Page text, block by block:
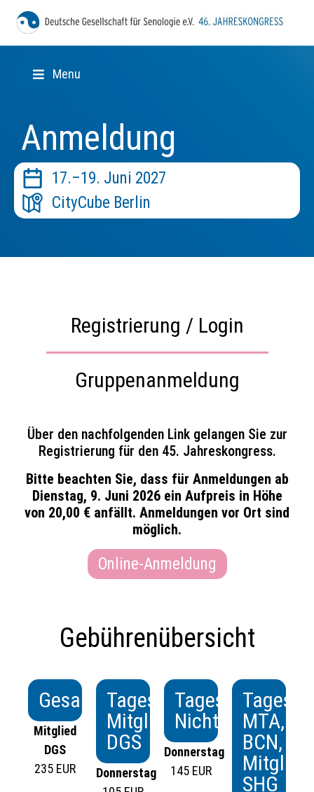
Menu
Anmeldung
17.–19. Juni 2027
CityCube Berlin
Registrierung / Login
Gruppenanmeldung
Über den nachfolgenden Link gelangen Sie zur
Registrierung für den 45. Jahreskongress.
Bitte beachten Sie, dass für Anmeldungen ab
Dienstag, 9. Juni 2026 ein Aufpreis in Höhe
von 20,00 € anfällt. Anmeldungen vor Ort sind
möglich.
Online-Anmeldung
Gebührenübersicht
Gesamtteilnahme
Mitglied
DGS
235 EUR
Tageskarte
Mitglied
DGS
Donnerstag
Tageskarte
Nichtmitglied
Donnerstag
145 EUR
MTA,
BCN,
Mitglied
SHG